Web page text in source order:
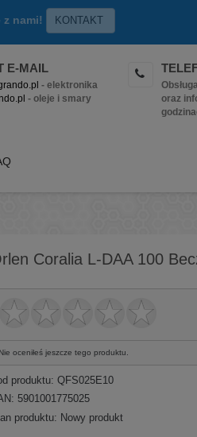
nami! KONTAKT
E-MAIL
- elektronika
- oleje i smary
oraz
Coralia L-DAA 100
Nie oceniłeś jeszcze tego produktu.
produktu: QFS025E10
5901001775025
produktu: Nowy produkt